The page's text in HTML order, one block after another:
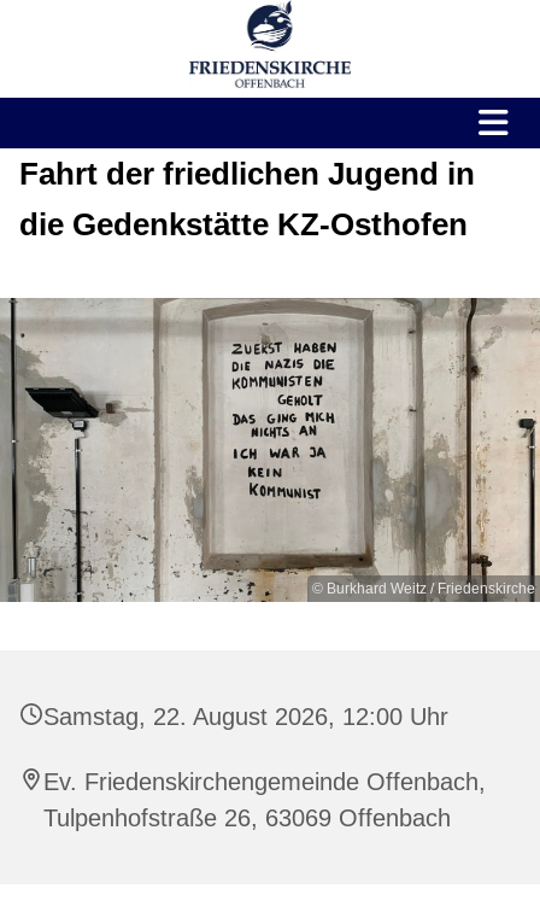
Fahrt der friedlichen Jugend in
die Gedenkstätte KZ-Osthofen
© Burkhard Weitz / Friedenskirche
Samstag, 22. August 2026, 12:00 Uhr
Ev. Friedenskirchengemeinde Offenbach,
Tulpenhofstraße 26, 63069 Offenbach